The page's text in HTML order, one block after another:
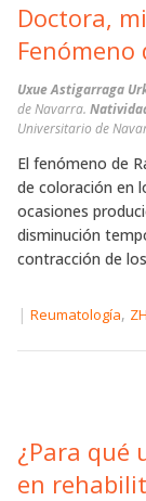
Doctora,
Fenómeno
Uxue Astigarraga
de Navarra.
Universitario de
El fenómeno de
de coloración en
ocasiones
disminución
contracción de
| Reumatología,
¿Para qué usamos la
en